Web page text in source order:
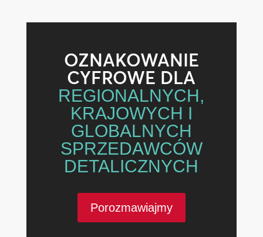
OZNAKOWANIE
CYFROWE DLA
REGIONALNYCH,
KRAJOWYCH I
GLOBALNYCH
SPRZEDAWCÓW
DETALICZNYCH
Porozmawiajmy